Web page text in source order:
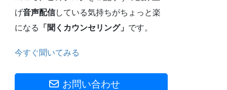
げ音声配信している気持ちがちょっと楽
になる
「聞くカウンセリング」 です。
今すぐ聞いてみる
お問い合わせ